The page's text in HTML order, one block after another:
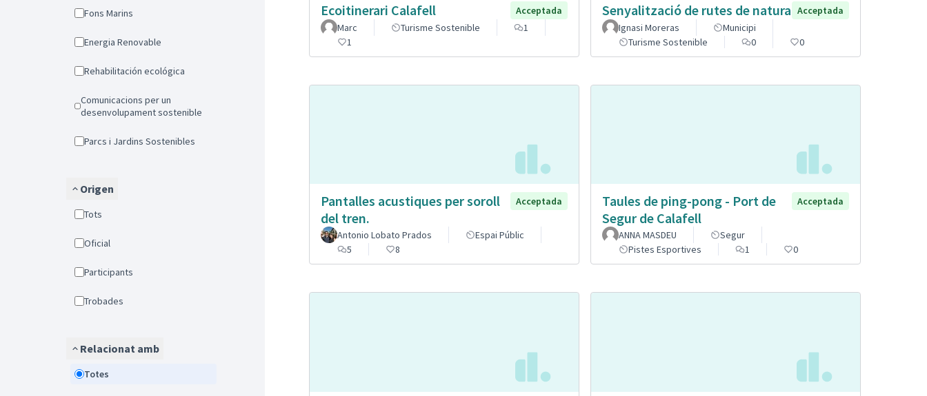
Fons Marins
Energia Renovable
Rehabilitación ecológica
Comunicacions per un
desenvolupament sostenible
Parcs i Jardins Sostenibles
Origen
Tots
Oficial
Participants
Trobades
Relacionat amb
Totes
Ecoitinerari Calafell
Acceptada
Marc
Turisme Sostenible
1
1
Senyalització de rutes de natura Acceptada
Ignasi Moreras
Municipi
Turisme Sostenible
0 0
Pantalles acustiques per soroll
del tren.
Acceptada
Antonio Lobato Prados
Espai Públic
5
8
Taules de ping-pong - Port de
Segur de Calafell
Acceptada
ANNA MASDEU
Segur
Pistes Esportives
1 0